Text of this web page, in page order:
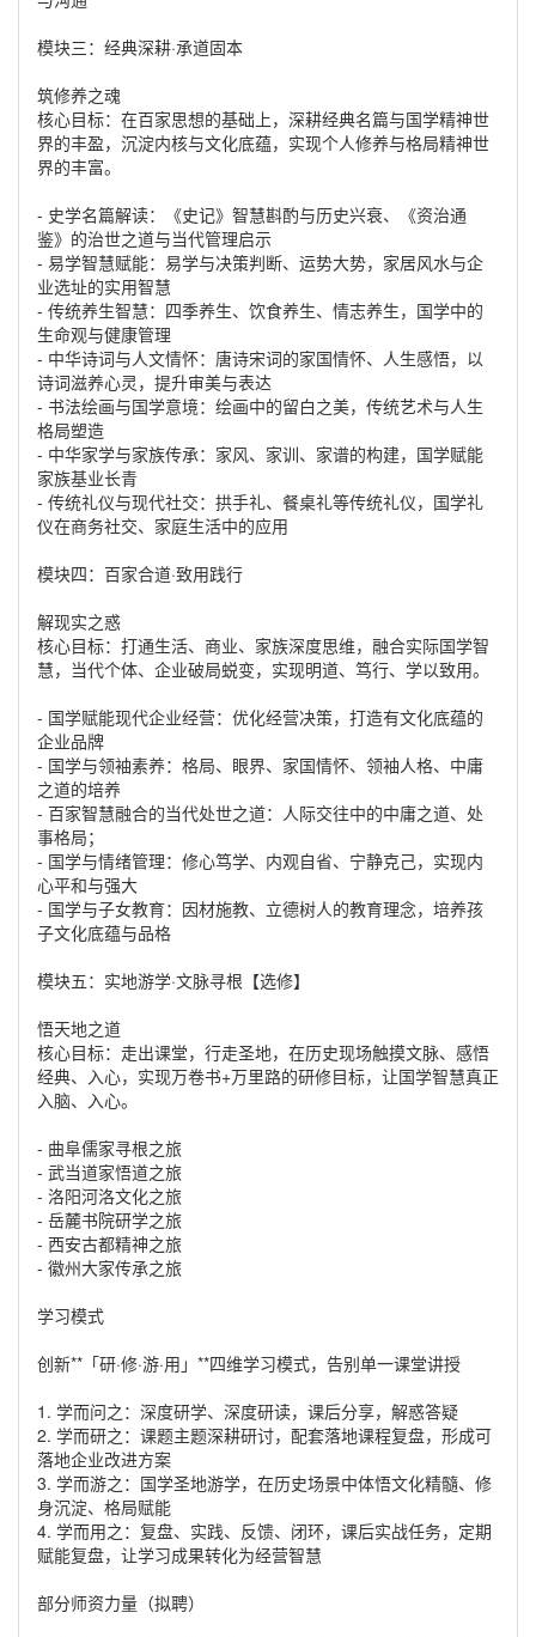
模块三：经典深耕·承道固本
筑修养之魂
核心目标：在百家思想的基础上，深耕经典名篇与国学精神世
界的丰盈，沉淀内核与文化底蕴，实现个人修养与格局精神世
界的丰富。
- 史学名篇解读：《史记》智慧斟酌与历史兴衰、《资治通
鉴》的治世之道与当代管理启示
- 易学智慧赋能：易学与决策判断、运势大势，家居风水与企
业选址的实用智慧
- 传统养生智慧：四季养生、饮食养生、情志养生，国学中的
生命观与健康管理
- 中华诗词与人文情怀：唐诗宋词的家国情怀、人生感悟，以
诗词滋养心灵，提升审美与表达
- 书法绘画与国学意境：绘画中的留白之美，传统艺术与人生
格局塑造
- 中华家学与家族传承：家风、家训、家谱的构建，国学赋能
家族基业长青
- 传统礼仪与现代社交：拱手礼、餐桌礼等传统礼仪，国学礼
仪在商务社交、家庭生活中的应用
模块四：百家合道·致用践行
解现实之惑
核心目标：打通生活、商业、家族深度思维，融合实际国学智
慧，当代个体、企业破局蜕变，实现明道、笃行、学以致用。
- 国学赋能现代企业经营：优化经营决策，打造有文化底蕴的
企业品牌
- 国学与领袖素养：格局、眼界、家国情怀、领袖人格、中庸
之道的培养
- 百家智慧融合的当代处世之道：人际交往中的中庸之道、处
事格局；
- 国学与情绪管理：修心笃学、内观自省、宁静克己，实现内
心平和与强大
- 国学与子女教育：因材施教、立德树人的教育理念，培养孩
子文化底蕴与品格
模块五：实地游学·文脉寻根【选修】
悟天地之道
核心目标：走出课堂，行走圣地，在历史现场触摸文脉、感悟
经典、入心，实现万卷书+万里路的研修目标，让国学智慧真正
入脑、入心。
- 曲阜儒家寻根之旅
- 武当道家悟道之旅
- 洛阳河洛文化之旅
- 岳麓书院研学之旅
- 西安古都精神之旅
- 徽州大家传承之旅
学习模式
创新**「研·修·游·用」**四维学习模式，告别单一课堂讲授
1. 学而问之：深度研学、深度研读，课后分享，解惑答疑
2. 学而研之：课题主题深耕研讨，配套落地课程复盘，形成可
落地企业改进方案
3. 学而游之：国学圣地游学，在历史场景中体悟文化精髓、修
身沉淀、格局赋能
4. 学而用之：复盘、实践、反馈、闭环，课后实战任务，定期
赋能复盘，让学习成果转化为经营智慧
部分师资力量（拟聘）